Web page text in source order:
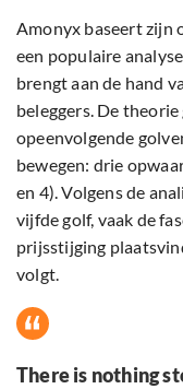
Amonyx baseert zijn
een populaire
brengt aan de hand
beleggers. De
opeenvolgende
bewegen: drie
en 4). Volgens de
vijfde golf, vaak de
prijsstijging
volgt.
There is nothing